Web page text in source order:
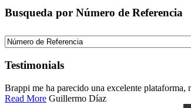
Busqueda por Número de Referencia
Testimonials
Brappi me ha parecido una excelente plataforma,
Read More Guillermo Díaz